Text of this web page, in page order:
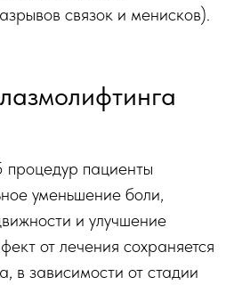
связок и менисков).
пациенты
уменьшение боли,
и улучшение
от лечения сохраняется
в зависимости от стадии